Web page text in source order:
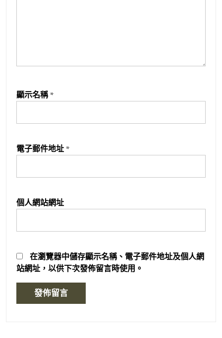
顯示名稱 *
電子郵件地址 *
個人網站網址
在瀏覽器中儲存顯示名稱、電子郵件地址及個人網
站網址，以供下次發佈留言時使用。